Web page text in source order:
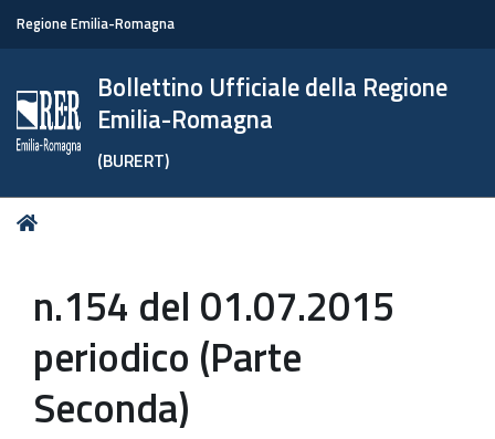
Regione Emilia-Romagna
Bollettino Ufficiale della Regione
Emilia-Romagna
(BURERT)
Tu
n.154 del 01.07.2015
periodico (Parte
Seconda)